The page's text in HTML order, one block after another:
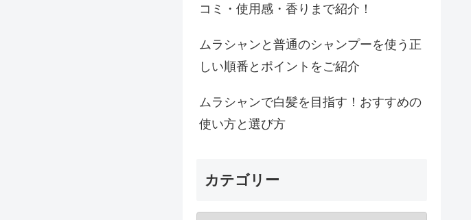
コミ・使用感・香りまで紹介！
ムラシャンと普通のシャンプーを使う正
しい順番とポイントをご紹介
ムラシャンで白髪を目指す！おすすめの
使い方と選び方
カテゴリー